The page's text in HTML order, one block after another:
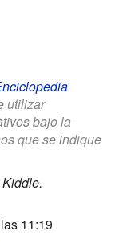
utilizar
bajo la
que se indique
11:19